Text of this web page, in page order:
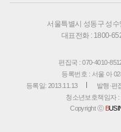
서울특별시 성동구 성
대표전화 : 1800-
편집국 : 070-4010-
등록번호 : 서울 아
등록일: 2013.11.13
발행·편
청소년보호책임자 :
Copyright ⓒ B